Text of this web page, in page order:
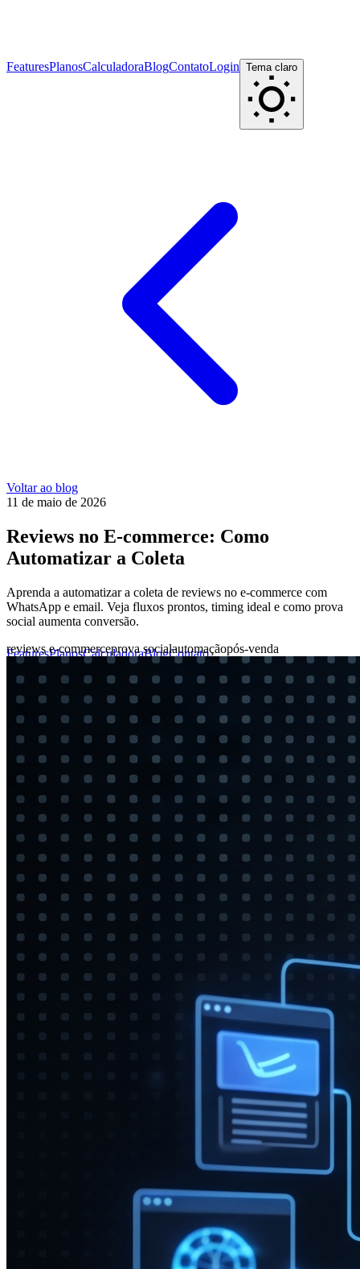
FeaturesPlanosCalculadoraBlogContato
Login
Agendar call
FeaturesPlanosCalculadoraBlogContatoLogin Tema claro
Voltar ao blog
11 de maio de 2026
Reviews no E-commerce: Como
Automatizar a Coleta
Aprenda a automatizar a coleta de reviews no e-commerce com
WhatsApp e email. Veja fluxos prontos, timing ideal e como prova
social aumenta conversão.
reviews e-commerceprova socialautomaçãopós-venda